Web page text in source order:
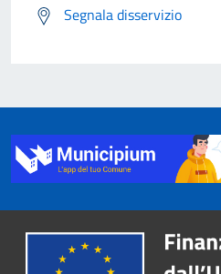
Segnala disservizio